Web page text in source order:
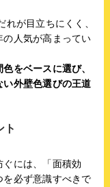
が目立ちにくく、
人気が高まってい
をベースに選び、
外壁色選びの王道
ト
には、「面積効
必ず意識すべきで